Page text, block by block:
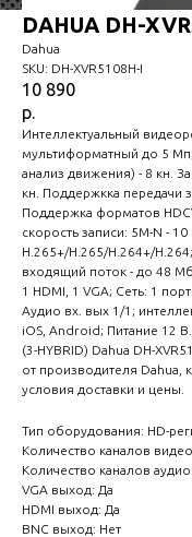
DAHUA DH-
Dahua
SKU: DH-XVR5108H-I
10 890
р.
Интеллектуальный
мультиформатный до 5
анализ движения) - 8 кн.
кн. Поддержкка передачи
Поддержка форматов
скорость записи: 5M-N -
H.265+/H.265/H.264+/
входящий поток - до 48
1 HDMI, 1 VGA; Сеть: 1
Аудио вх. вых 1/1;
iOS, Android; Питание 12 В.
(3-HYBRID) Dahua DH-
от производителя Dahua,
условия доставки и цены.
Тип оборудования: HD-
Количество каналов
Количество каналов
VGA выход: Да
HDMI выход: Да
BNC выход: Нет